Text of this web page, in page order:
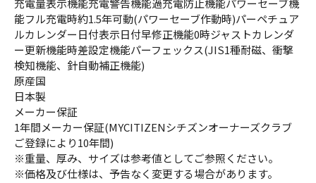
充電量表示機能充電警告機能過充電防止機能パワーセーブ機
能フル充電時約1.5年可動(パワーセーブ作動時)パーペチュア
ルカレンダー日付表示日付早修正機能0時ジャストカレンダ
ー更新機能時差設定機能パーフェックス(JIS1種耐磁、衝撃
検知機能、針自動補正機能)
原産国
日本製
メーカー保証
1年間メーカー保証(MYCITIZENシチズンオーナーズクラブ
ご登録により10年間)
※重量、厚み、サイズは参考値としてご参照ください。
※価格及び仕様は、予告なく変更する場合があります。